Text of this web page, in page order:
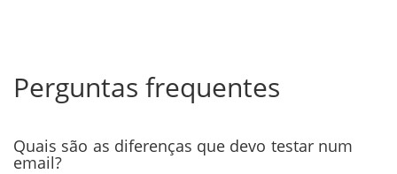
Perguntas frequentes
Quais são as diferenças que devo testar num
email?